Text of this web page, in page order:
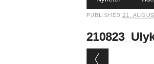
PUBLISHED 21.